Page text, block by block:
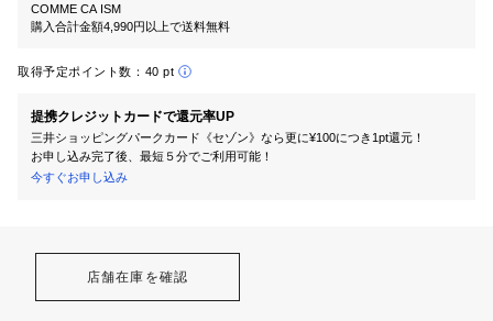
COMME CA ISM
購入合計金額4,990円以上で送料無料
取得予定ポイント数： 40 pt
提携クレジットカードで還元率UP
三井ショッピングパークカード《セゾン》なら更に¥100につき1pt還元！
お申し込み完了後、最短５分でご利用可能！
今すぐお申し込み
店舗在庫を確認